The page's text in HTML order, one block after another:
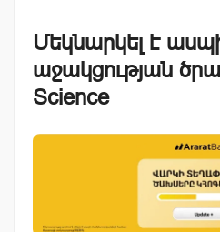
Մեկնարկել է
աջակցության
Science